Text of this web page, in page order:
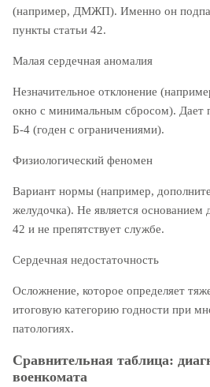
(например, ДМЖП). Именно он
пункты статьи 42.
Малая сердечная аномалия
Незначительное отклонение
окно с минимальным сбросом). Дает
Б-4 (годен с ограничениями).
Физиологический феномен
Вариант нормы (например,
желудочка). Не является основанием
42 и не препятствует службе.
Сердечная недостаточность
Осложнение, которое определяет
итоговую категорию годности при
патологиях.
Сравнительная таблица:
военкомата